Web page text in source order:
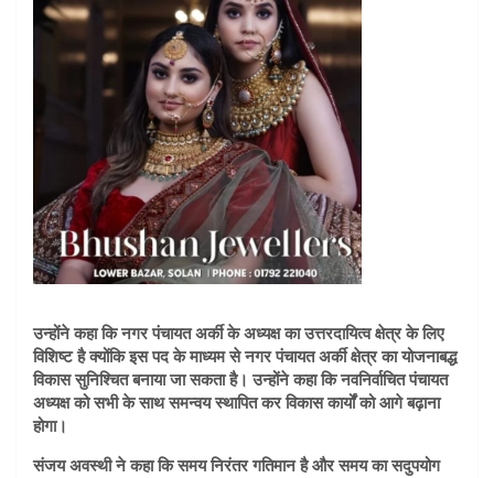
उन्होंने कहा कि नगर पंचायत अर्की के अध्यक्ष का उत्तरदायित्व क्षेत्र के लिए
विशिष्ट है क्योंकि इस पद के माध्यम से नगर पंचायत अर्की क्षेत्र का योजनाबद्ध
विकास सुनिश्चित बनाया जा सकता है। उन्होंने कहा कि नवनिर्वाचित पंचायत
अध्यक्ष को सभी के साथ समन्वय स्थापित कर विकास कार्यों को आगे बढ़ाना
होगा।
संजय अवस्थी ने कहा कि समय निरंतर गतिमान है और समय का सदुपयोग